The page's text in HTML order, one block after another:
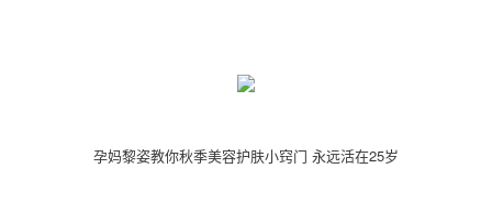
孕妈黎姿教你秋季美容护肤小窍门 永远活在25岁